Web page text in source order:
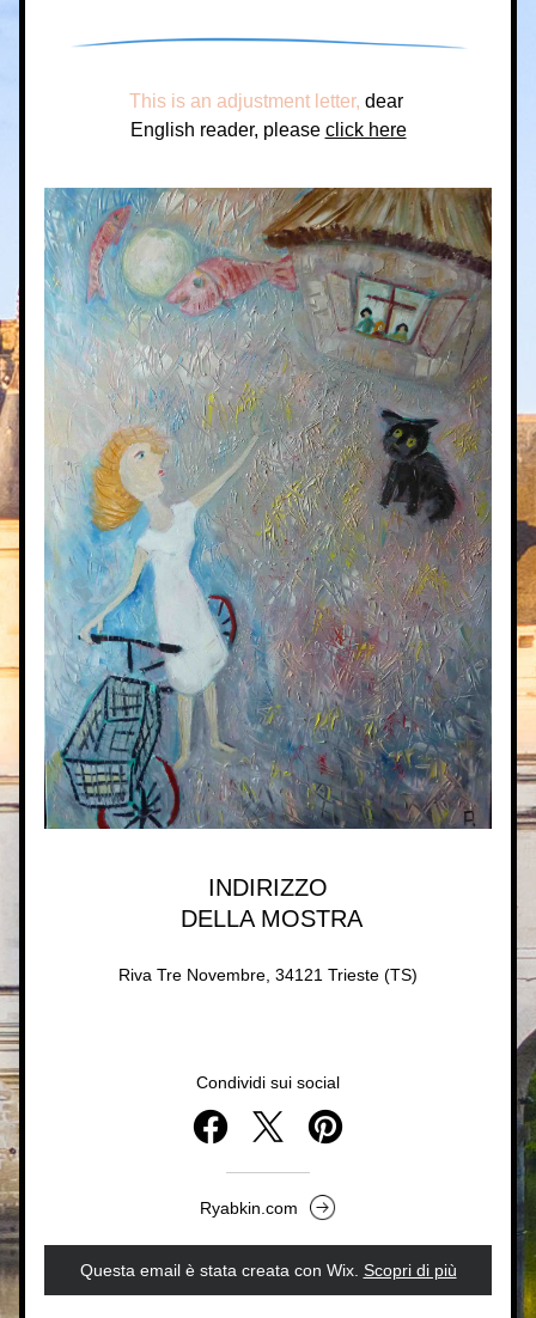
This is an adjustment letter, dear
English reader, please click here
INDIRIZZO
DELLA MOSTRA
Riva Tre Novembre, 34121 Trieste (TS)
Condividi sui social
Ryabkin.com
Questa email è stata creata con Wix. Scopri di più